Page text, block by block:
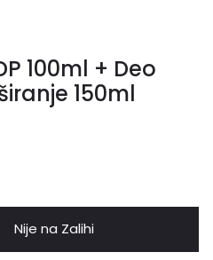
100ml + Deo
150ml
Nije na Zalihi